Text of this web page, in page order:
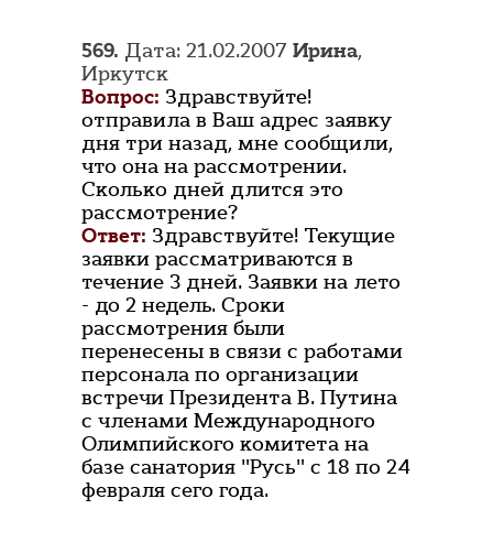
569. Дата: 21.02.2007 Ирина,
Иркутск
Вопрос: Здравствуйте!
отправила в Ваш адрес заявку
дня три назад, мне сообщили,
что она на рассмотрении.
Сколько дней длится это
рассмотрение?
Ответ: Здравствуйте! Текущие
заявки рассматриваются в
течение 3 дней. Заявки на лето
- до 2 недель. Сроки
рассмотрения были
перенесены в связи с работами
персонала по организации
встречи Президента В. Путина
с членами Международного
Олимпийского комитета на
базе санатория "Русь" с 18 по 24
февраля сего года.